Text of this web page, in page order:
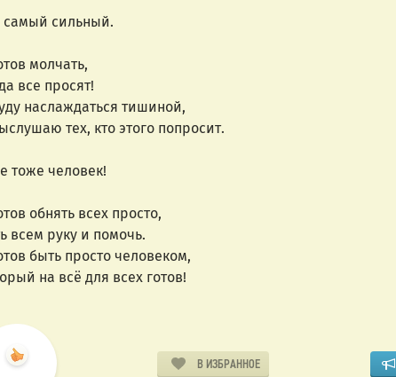
самый сильный.
молчать,
все просят!
наслаждаться тишиной,
тех, кто этого попросит.
тоже человек!
обнять всех просто,
всем руку и помочь.
быть просто человеком,
на всё для всех готов!
В ИЗБРАННОЕ